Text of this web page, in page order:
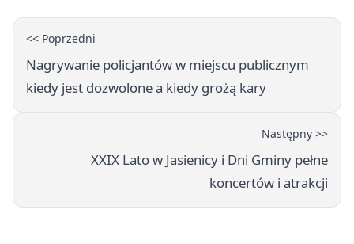
<< Poprzedni
Nagrywanie policjantów w miejscu publicznym
kiedy jest dozwolone a kiedy grożą kary
Następny >>
XXIX Lato w Jasienicy i Dni Gminy pełne
koncertów i atrakcji